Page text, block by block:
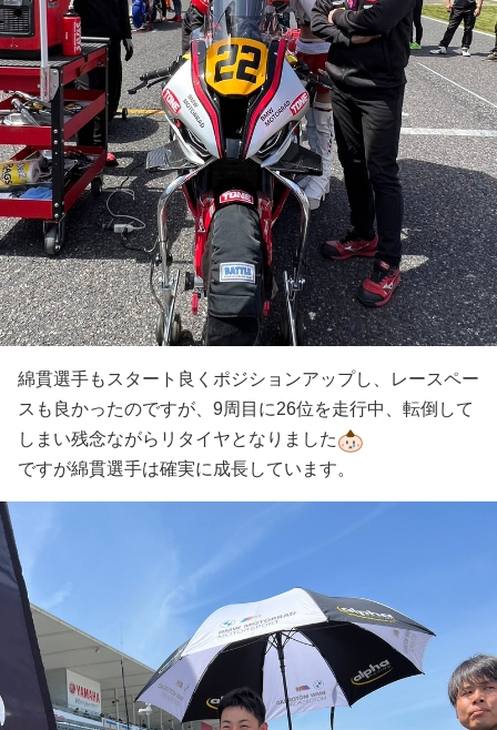
綿貫選手もスタート良くポジションアップし、レースペー
スも良かったのですが、9周目に26位を走行中、転倒して
しまい残念ながらリタイヤとなりました
ですが綿貫選手は確実に成長しています。